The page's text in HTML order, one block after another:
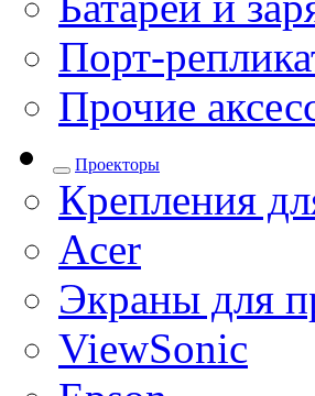
Порт-
Прочие
Проекторы
Крепления
Acer
Экраны для
ViewSonic